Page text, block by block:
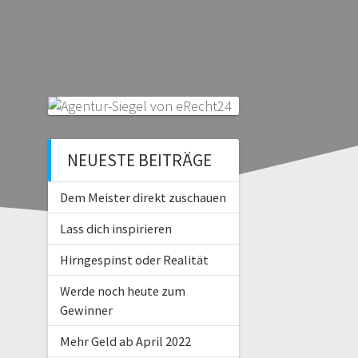
NEUESTE BEITRÄGE
Dem Meister direkt zuschauen
Lass dich inspirieren
Hirngespinst oder Realität
Werde noch heute zum
Gewinner
Mehr Geld ab April 2022